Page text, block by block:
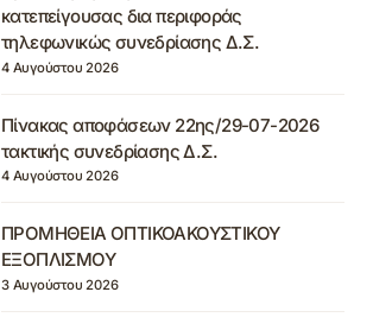
κατεπείγουσας δια περιφοράς
τηλεφωνικώς συνεδρίασης Δ.Σ.
4 Αυγούστου 2026
Πίνακας αποφάσεων 22ης/29-07-2026
τακτικής συνεδρίασης Δ.Σ.
4 Αυγούστου 2026
ΠΡΟΜΗΘΕΙΑ ΟΠΤΙΚΟΑΚΟΥΣΤΙΚΟΥ
ΕΞΟΠΛΙΣΜΟΥ
3 Αυγούστου 2026